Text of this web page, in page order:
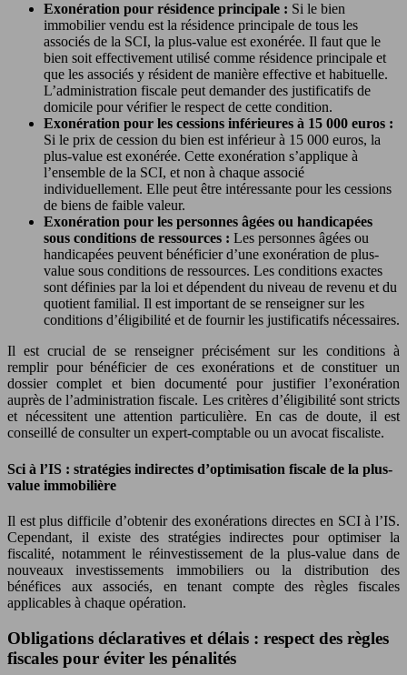
Exonération pour résidence principale : Si le bien
immobilier vendu est la résidence principale de tous les
associés de la SCI, la plus-value est exonérée. Il faut que le
bien soit effectivement utilisé comme résidence principale et
que les associés y résident de manière effective et habituelle.
L’administration fiscale peut demander des justificatifs de
domicile pour vérifier le respect de cette condition.
Exonération pour les cessions inférieures à 15 000 euros :
Si le prix de cession du bien est inférieur à 15 000 euros, la
plus-value est exonérée. Cette exonération s’applique à
l’ensemble de la SCI, et non à chaque associé
individuellement. Elle peut être intéressante pour les cessions
de biens de faible valeur.
Exonération pour les personnes âgées ou handicapées
sous conditions de ressources : Les personnes âgées ou
handicapées peuvent bénéficier d’une exonération de plus-
value sous conditions de ressources. Les conditions exactes
sont définies par la loi et dépendent du niveau de revenu et du
quotient familial. Il est important de se renseigner sur les
conditions d’éligibilité et de fournir les justificatifs nécessaires.
Il est crucial de se renseigner précisément sur les conditions à
remplir pour bénéficier de ces exonérations et de constituer un
dossier complet et bien documenté pour justifier l’exonération
auprès de l’administration fiscale. Les critères d’éligibilité sont stricts
et nécessitent une attention particulière. En cas de doute, il est
conseillé de consulter un expert-comptable ou un avocat fiscaliste.
Sci à l’IS : stratégies indirectes d’optimisation fiscale de la plus-
value immobilière
Il est plus difficile d’obtenir des exonérations directes en SCI à l’IS.
Cependant, il existe des stratégies indirectes pour optimiser la
fiscalité, notamment le réinvestissement de la plus-value dans de
nouveaux investissements immobiliers ou la distribution des
bénéfices aux associés, en tenant compte des règles fiscales
applicables à chaque opération.
Obligations déclaratives et délais : respect des règles
fiscales pour éviter les pénalités